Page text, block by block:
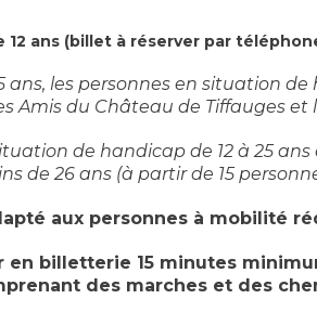
12 ans (billet à réserver par
ans, les personnes en situation
Amis du Château de Tiffauges
de handicap de 12 à 25
de 26 ans (à partir de 15
aux personnes à mobilité
en billetterie 15 minutes
des marches et des